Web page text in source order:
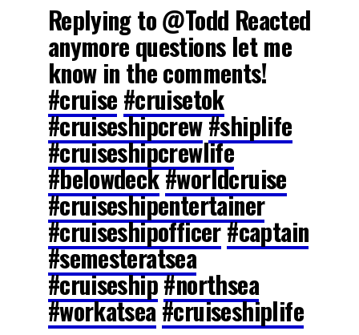
Replying to @Todd Reacted
anymore questions let me
know in the comments!
#cruise #cruisetok
#cruiseshipcrew#shiplife
#cruiseshipcrewlife
#belowdeck#worldcruise
#cruiseshipentertainer
#cruiseshipofficer#captain
#semesteratsea
#cruiseship#northsea
#workatsea#cruiseshiplife